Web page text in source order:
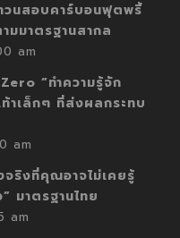
วนสอบคาร์บอนฟุตพริ้
มมาตรฐานสากล
am
“ทำความรู้จัก
าเล็กๆ ที่ส่งผลกระทบ
am
จริงที่คุณอาจไม่เคยรู้
มาตรฐานไทย
am